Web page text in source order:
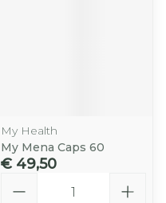
My Health
My Mena Caps 60
€ 49,50